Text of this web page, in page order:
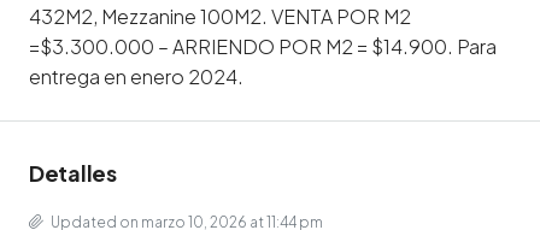
432M2, Mezzanine 100M2. VENTA POR M2
=$3.300.000 – ARRIENDO POR M2 = $14.900. Para
entrega en enero 2024.
Detalles
Updated on marzo 10, 2026 at 11:44 pm